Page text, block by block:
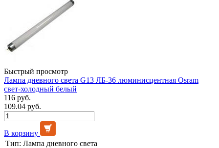
Быстрый просмотр
Лампа дневного света G13 ЛБ-36 люминисцентная Osram
свет-холодный белый
116 руб.
109.04 руб.
В корзину
Тип: Лампа дневного света